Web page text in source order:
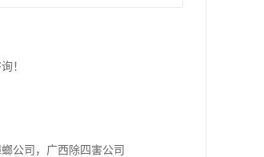
！
公司，广西除四害公司